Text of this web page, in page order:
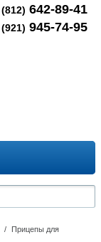
(812) 642-89-41
(921) 945-74-95
/ Прицепы для